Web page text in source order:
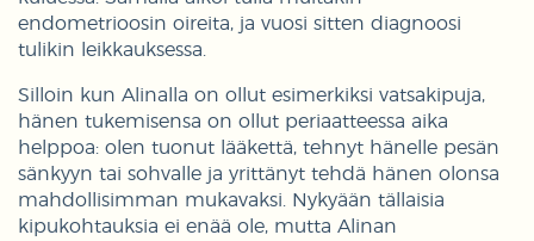
endometrioosin oireita, ja vuosi sitten diagnoosi
tulikin leikkauksessa.
Silloin kun Alinalla on ollut esimerkiksi vatsakipuja,
hänen tukemisensa on ollut periaatteessa aika
helppoa: olen tuonut lääkettä, tehnyt hänelle pesän
sänkyyn tai sohvalle ja yrittänyt tehdä hänen olonsa
mahdollisimman mukavaksi. Nykyään tällaisia
kipukohtauksia ei enää ole, mutta Alinan